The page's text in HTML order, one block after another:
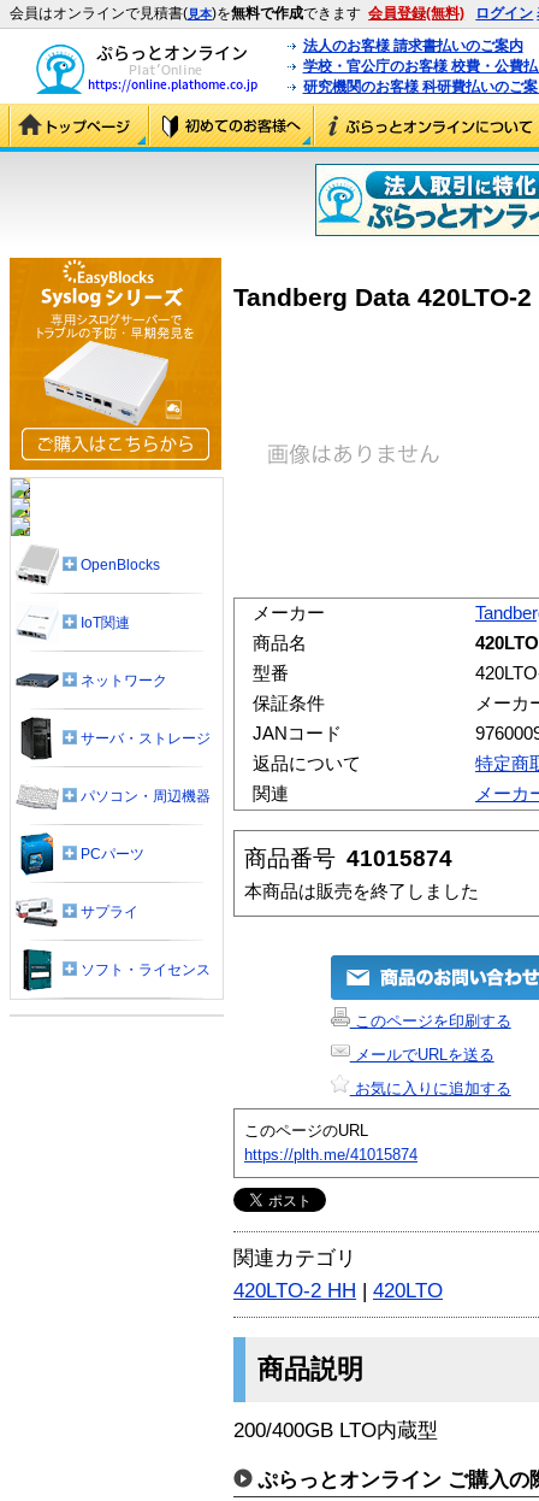
会員はオンラインで見積書(見本)を無料で作成できます 会員登録(無料) ログイン
法人のお客様 請求書払いのご案内
学校・官公庁のお客様 校費・公費
研究機関のお客様 科研費払いのご
Tandberg Data 420LTO-
メーカー
商品名
型番
保証条件
メーカ
JANコード
返品について
特定商
関連
メーカ
商品番号 41015874
本商品は販売を終了しました
このページを印刷する
メールでURLを送る
お気に入りに追加する
このページのURL
https://plth.me/41015874
関連カテゴリ
420LTO-2 HH | 420LTO
商品説明
200/400GB LTO内蔵型
ぷらっとオンライン ご購入の
OpenBlocks
IoT関連
ネットワーク
サーバ・ストレージ
パソコン・周辺機器
PCパーツ
サプライ
ソフト・ライセンス